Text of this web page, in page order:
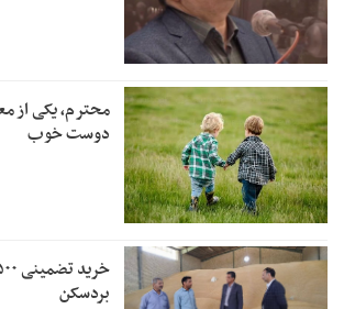
محترم، یکی از
دوست خوب
بردسکن